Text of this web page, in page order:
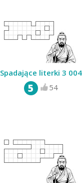
Spadające literki 3 004
5 54